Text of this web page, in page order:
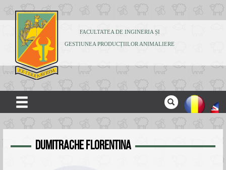
FACULTATEA DE INGINERIA ȘI
GESTIUNEA PRODUCȚIILOR ANIMALIERE
ACASĂ
DESPRE NOIDumitrache Florentina